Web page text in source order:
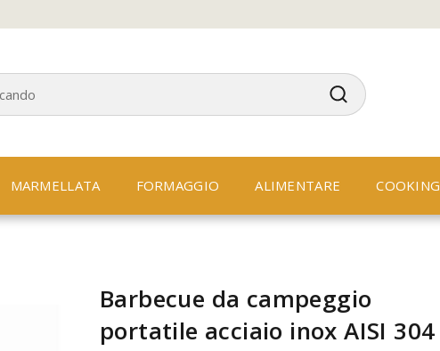
MARMELLATA FORMAGGIO ALIMENTARE COOKING
Barbecue da campeggio
portatile acciaio inox AISI 304